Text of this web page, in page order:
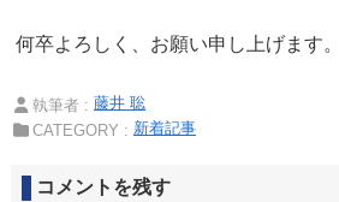
何卒よろしく、お願い申し上げます。
執筆者 : 藤井 聡
CATEGORY : 新着記事
コメントを残す